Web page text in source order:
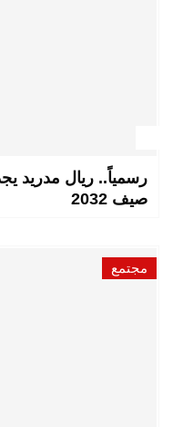
رسمياً.. ريال مدريد
صيف 2032
مجتمع